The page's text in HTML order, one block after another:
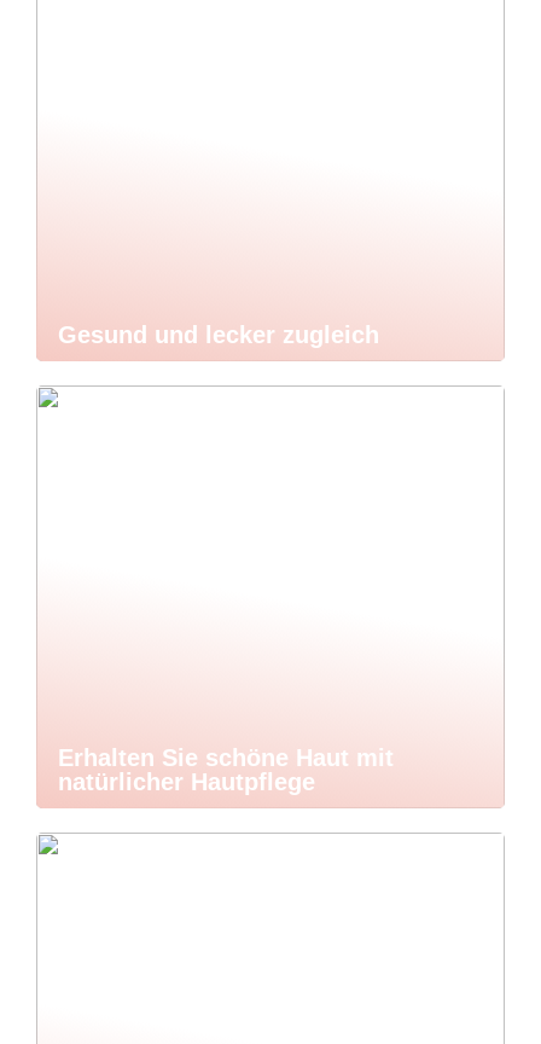
Gesund und lecker zugleich
Erhalten Sie schöne Haut mit
natürlicher Hautpflege